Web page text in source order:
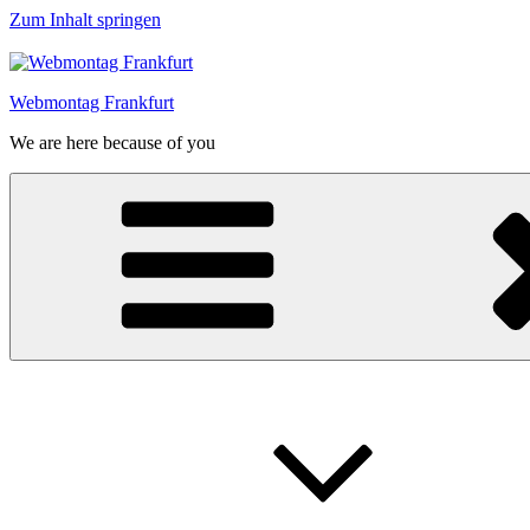
Zum Inhalt springen
Webmontag Frankfurt
We are here because of you